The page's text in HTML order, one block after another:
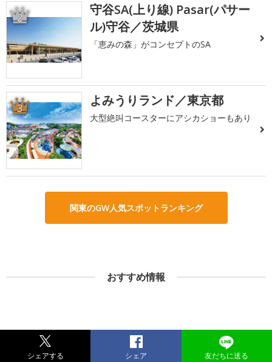
2
守谷SA(上り線) Pasar(パサー
ル)守谷／茨城県
「恵みの森」がコンセプトのSA
3 よみうりランド／東京都
大型絶叫コースターにアシカショーもあり
関東のGW人気スポットランキング
おすすめ情報
シェアする シェア 友だちに送る